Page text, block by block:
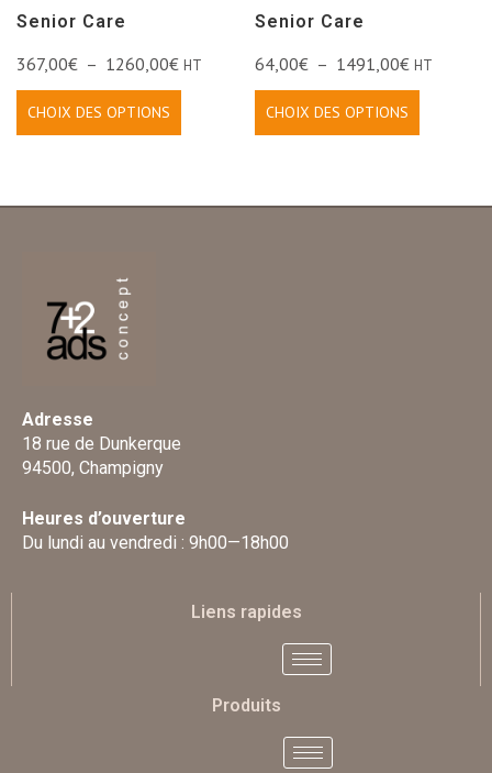
Senior Care
367,00€ – 1260,00€ HT
CHOIX DES OPTIONS
Senior Care
64,00€ – 1491,00€ HT
CHOIX DES OPTIONS
Adresse
18 rue de Dunkerque
94500, Champigny
Heures d’ouverture
Du lundi au vendredi : 9h00—18h00
Liens rapides
Produits